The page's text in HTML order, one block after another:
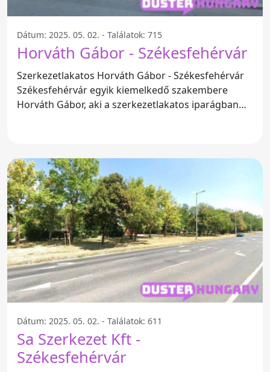
Dátum: 2025. 05. 02. - Találatok: 715
Horváth Gábor - Székesfehérvár
Szerkezetlakatos Horváth Gábor - Székesfehérvár
Székesfehérvár egyik kiemelkedő szakembere
Horváth Gábor, aki a szerkezetlakatos iparágban
Dátum: 2025. 05. 02. - Találatok: 611
Sa Szerkezet Kft -
Székesfehérvár